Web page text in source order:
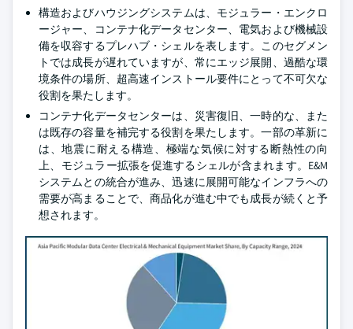
構造およびハウジングシステムは、モジュラー・エンクロ
ージャー、コンテナ化データセンター、電気および機械設
備を収容するプレハブ・シェルを表します。このセグメン
トでは成長が遅れていますが、常にエッジ展開、過酷な環
境条件の場所、超高速インストール要件にとって不可欠な
役割を果たします。
コンテナ化データセンターは、災害復旧、一時的な、また
は既存の容量を補完する役割を果たします。一部の革新に
は、地震に耐える構造、極端な気候に対する断熱性の向
上、モジュラー拡張を促進するシェルが含まれます。E&M
システムとの統合が進み、迅速に展開可能なインフラへの
需要が高まることで、商品化が進む中でも成長が続くと予
想されます。